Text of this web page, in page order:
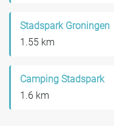
Stadspark Groningen
1.55 km
Camping Stadspark
1.6 km